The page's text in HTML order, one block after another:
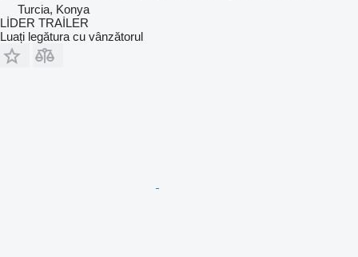
Turcia, Konya
LİDER TRAİLER
Luați legătura cu vânzătorul